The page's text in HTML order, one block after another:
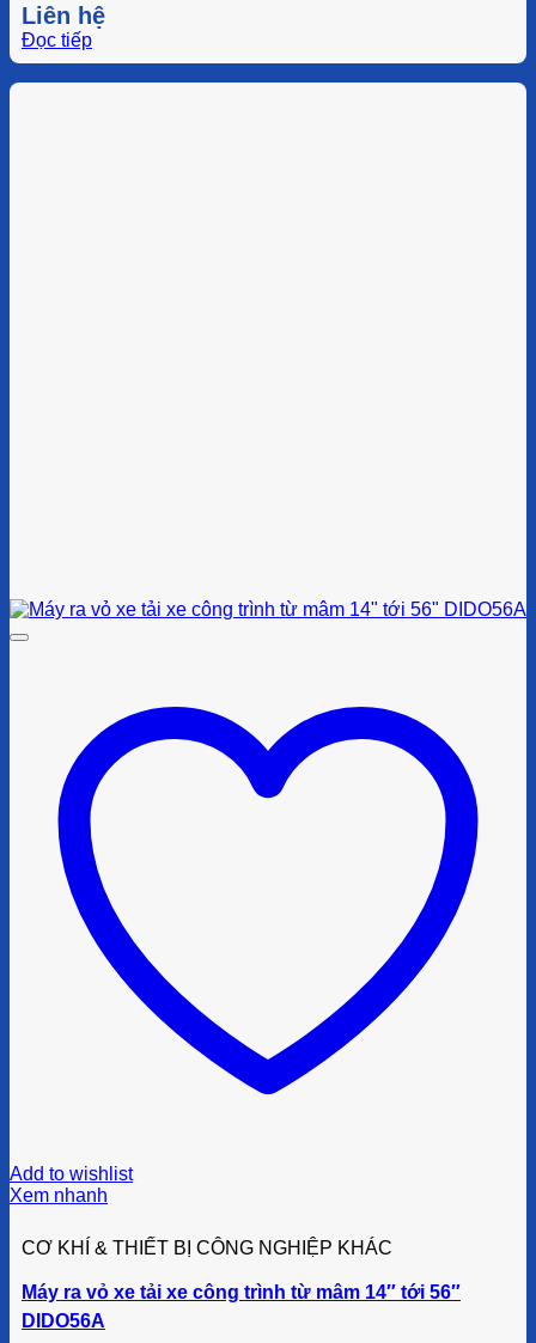
Liên hệ
Đọc tiếp
Add to wishlist
Xem nhanh
CƠ KHÍ & THIẾT BỊ CÔNG NGHIỆP KHÁC
Máy ra vỏ xe tải xe công trình từ mâm 14″ tới 56″
DIDO56A